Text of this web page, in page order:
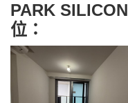
PARK
位：